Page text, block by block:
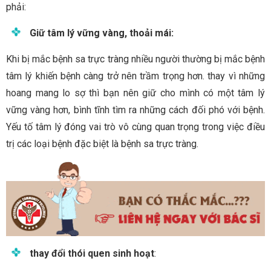
phải:
Giữ tâm lý vững vàng, thoải mái:
Khi bị mắc bệnh sa trực tràng nhiều người thường bị mắc bệnh
tâm lý khiến bệnh càng trở nên trầm trọng hơn. thay vì những
hoang mang lo sợ thì bạn nên giữ cho mình có một tâm lý
vững vàng hơn, bình tĩnh tìm ra những cách đối phó với bệnh.
Yếu tố tâm lý đóng vai trò vô cùng quan trọng trong việc điều
trị các loại bệnh đặc biệt là bệnh sa trực tràng.
thay đổi thói quen sinh hoạt: